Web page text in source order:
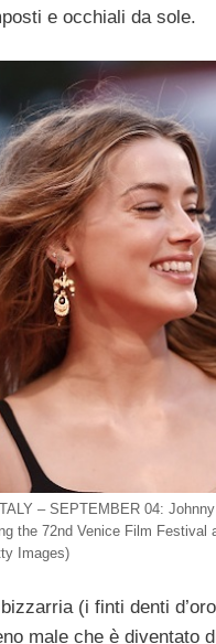
e occhiali da sole.
– SEPTEMBER 04:
the 72nd Venice Film
Images)
(i finti denti
male che è diventato